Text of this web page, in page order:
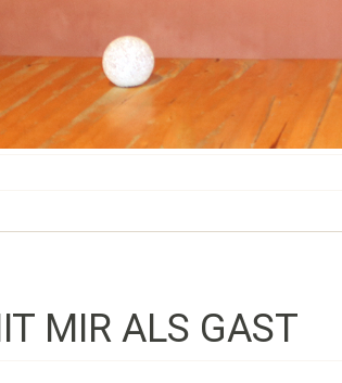
MIR ALS GAST